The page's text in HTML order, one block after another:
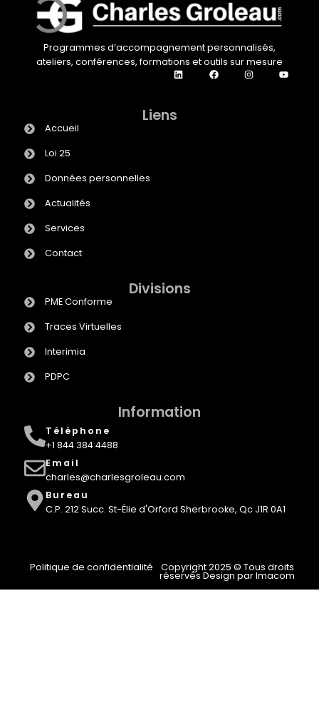
Programmes d’accompagnement personnalisés,
ateliers, conférences, formations et outils sur mesure
Liens
Accueil
Loi 25
Données personnelles
Actualités
Services
Contact
Divisions
PME Conforme
Traces Virtuelles
Interimia
PDPC
Information
Téléphone
+1 844 384 4488
Email
charles@charlesgroleau.com
Bureau
C.P. 212 Succ. St-Élie d'Orford Sherbrooke, Qc J1R 0A1
Politique de confidentialité Copyright 2025 © Tous droits
réservés Design par Imacom